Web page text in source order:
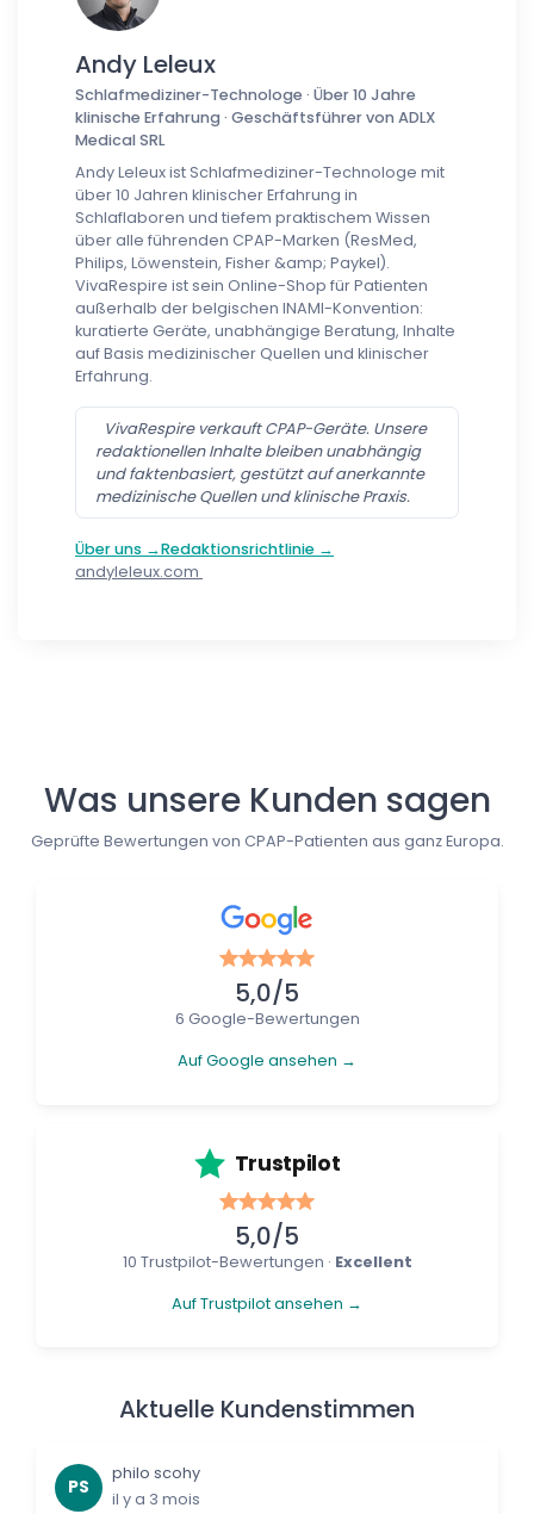
Andy Leleux
Schlafmediziner-Technologe · Über 10 Jahre
klinische Erfahrung · Geschäftsführer von ADLX
Medical SRL
Andy Leleux ist Schlafmediziner-Technologe mit
über 10 Jahren klinischer Erfahrung in
Schlaflaboren und tiefem praktischem Wissen
über alle führenden CPAP-Marken (ResMed,
Philips, Löwenstein, Fisher &amp; Paykel).
VivaRespire ist sein Online-Shop für Patienten
außerhalb der belgischen INAMI-Konvention:
kuratierte Geräte, unabhängige Beratung, Inhalte
auf Basis medizinischer Quellen und klinischer
Erfahrung.
VivaRespire verkauft CPAP-Geräte. Unsere
redaktionellen Inhalte bleiben unabhängig
und faktenbasiert, gestützt auf anerkannte
medizinische Quellen und klinische Praxis.
Über uns →Redaktionsrichtlinie →
andyleleux.com
Was unsere Kunden sagen
Geprüfte Bewertungen von CPAP-Patienten aus ganz Europa.
5,0/5
6 Google-Bewertungen
Auf Google ansehen →
Trustpilot
5,0/5
10 Trustpilot-Bewertungen · Excellent
Auf Trustpilot ansehen →
Aktuelle Kundenstimmen
PS
philo scohy
il y a 3 mois